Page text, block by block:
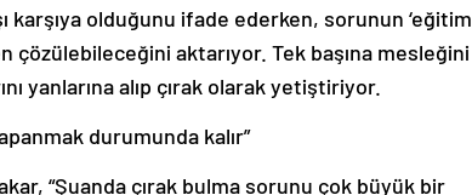
karşıya olduğunu ifade ederken, sorunun ‘eğitim
çözülebileceğini aktarıyor. Tek başına mesleğini
yanlarına alıp çırak olarak yetiştiriyor.
durumunda kalır”
“Şuanda çırak bulma sorunu çok büyük bir